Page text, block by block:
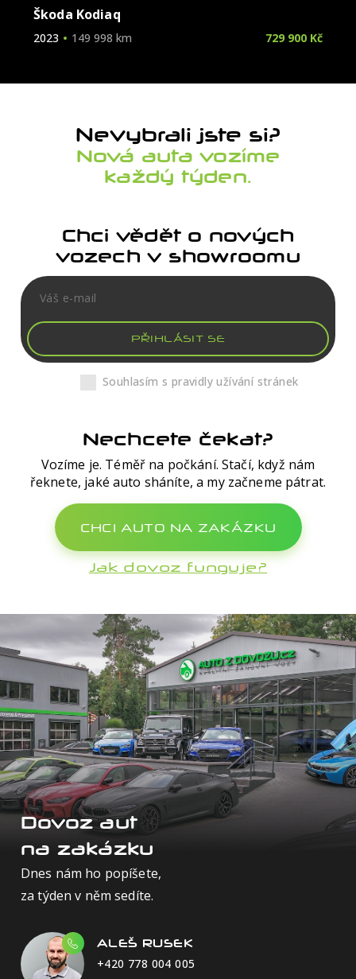
Škoda Kodiaq
2023 149 998 km 729 900 Kč
Nevybrali jste si?
Nová auta vozíme
každý týden.
Chci vědět o nových
vozech v showroomu
PŘIHLÁSIT SE
Souhlasím s pravidly užívání stránek
Nechcete čekat?
Vozíme je. Téměř na počkání. Stačí, když nám
řeknete, jaké auto sháníte, a my začneme pátrat.
CHCI AUTO NA ZAKÁZKU
Jak dovoz funguje?
Dovoz aut
na zakázku
Dnes nám ho popíšete,
za týden v něm sedíte.
ALEŠ RUSEK
+420 778 004 005